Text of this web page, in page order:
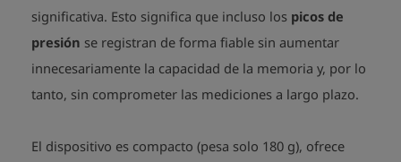
significativa. Esto significa que incluso los picos de
presión se registran de forma fiable sin aumentar
innecesariamente la capacidad de la memoria y, por lo
tanto, sin comprometer las mediciones a largo plazo.
El dispositivo es compacto (pesa solo 180 g), ofrece